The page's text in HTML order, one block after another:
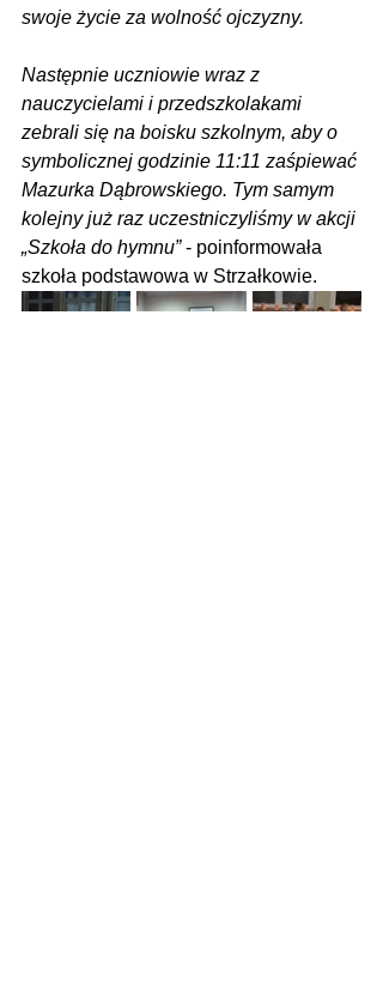
swoje życie za wolność ojczyzny.
Następnie uczniowie wraz z
nauczycielami i przedszkolakami
zebrali się na boisku szkolnym, aby o
symbolicznej godzinie 11:11 zaśpiewać
Mazurka Dąbrowskiego. Tym samym
kolejny już raz uczestniczyliśmy w akcji
„Szkoła do hymnu” - poinformowała
szkoła podstawowa w Strzałkowie.